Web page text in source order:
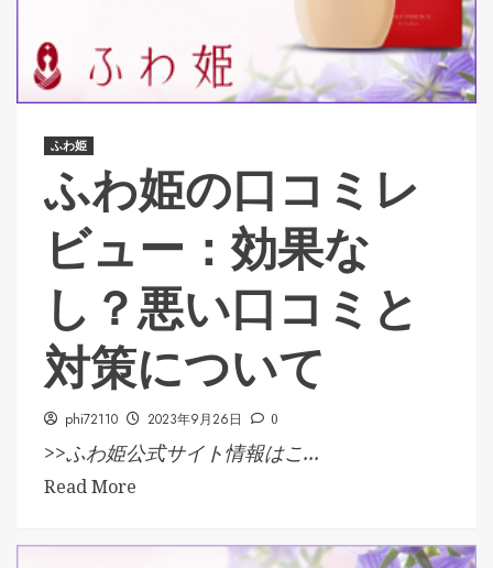
ふわ姫
ふわ姫の口コミレ
ビュー：効果な
し？悪い口コミと
対策について
phi72110 2023年9月26日 0
>>ふわ姫公式サイト情報はこ...
Read More